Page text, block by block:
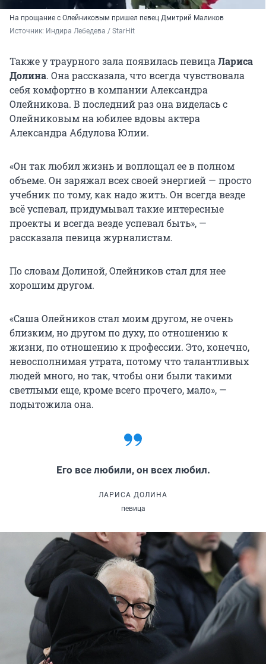
На прощание с Олейниковым пришел певец Дмитрий Маликов
Источник: Индира Лебедева / StarHit
Также у траурного зала появилась певицаЛариса
Долина. Она рассказала, что всегда чувствовала
себя комфортно в компании Александра
Олейникова. В последний раз она виделась с
Олейниковым на юбилее вдовы актера
Александра Абдулова Юлии.
«Он так любил жизнь и воплощал ее в полном
объеме. Он заряжал всех своей энергией — просто
учебник по тому, как надо жить. Он всегда везде
всё успевал, придумывал такие интересные
проекты и всегда везде успевал быть», —
рассказала певица журналистам.
По словам Долиной, Олейников стал для нее
хорошим другом.
«Саша Олейников стал моим другом, не очень
близким, но другом по духу, по отношению к
жизни, по отношению к профессии. Это, конечно,
невосполнимая утрата, потому что талантливых
людей много, но так, чтобы они были такими
светлыми еще, кроме всего прочего, мало», —
подытожила она.
Его все любили, он всех любил.
ЛАРИСА ДОЛИНА
певица